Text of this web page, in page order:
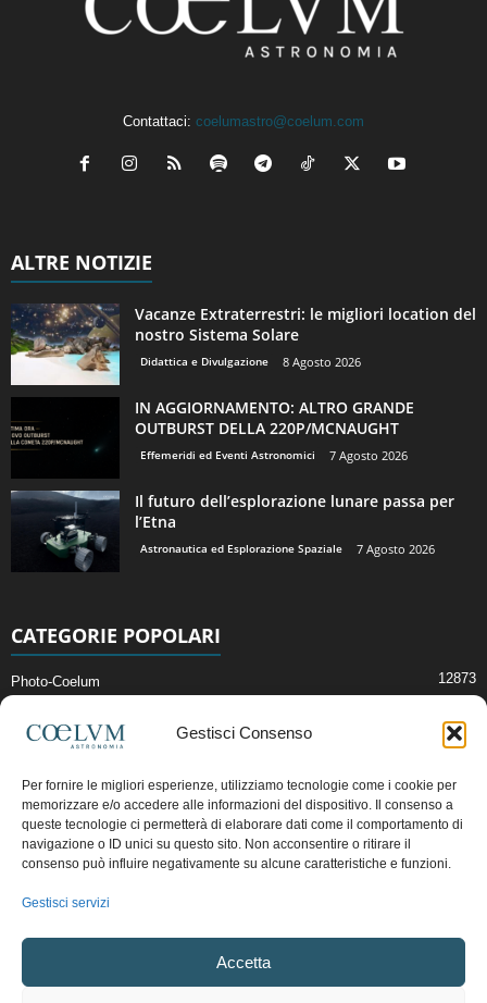
Gestisci Consenso
Per fornire le migliori esperienze, utilizziamo tecnologie come i cookie per
memorizzare e/o accedere alle informazioni del dispositivo. Il consenso a
queste tecnologie ci permetterà di elaborare dati come il comportamento di
navigazione o ID unici su questo sito. Non acconsentire o ritirare il
consenso può influire negativamente su alcune caratteristiche e funzioni.
Gestisci servizi
Accetta
Contattaci: coelumastro@coelum.com
ALTRE NOTIZIE
Vacanze Extraterrestri: le migliori location del
nostro Sistema Solare
Didattica e Divulgazione 8 Agosto 2026
IN AGGIORNAMENTO: ALTRO GRANDE
OUTBURST DELLA 220P/MCNAUGHT
Effemeridi ed Eventi Astronomici 7 Agosto 2026
Il futuro dell’esplorazione lunare passa per
l’Etna
Astronautica ed Esplorazione Spaziale 7 Agosto 2026
CATEGORIE POPOLARI
Photo-Coelum 12873
News di Astronomia 2412
Cielo del Mese
Astronomia, Astrofisica e Cosmologia
Articoli e Risorse On-Line
Copyright © 1997 - 2024 vietata la riproduzione.